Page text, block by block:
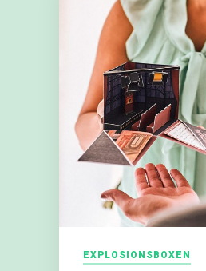
EXPLOSIONSBOXEN